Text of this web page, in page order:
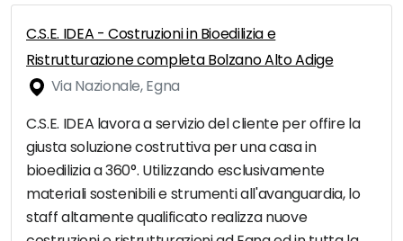
C.S.E. IDEA - Costruzioni in Bioedilizia e
Ristrutturazione completa Bolzano Alto Adige
Via Nazionale, Egna
C.S.E. IDEA lavora a servizio del cliente per offire la
giusta soluzione costruttiva per una casa in
bioedilizia a 360°. Utilizzando esclusivamente
materiali sostenibili e strumenti all'avanguardia, lo
staff altamente qualificato realizza nuove